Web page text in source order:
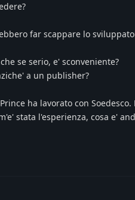
far scappare lo
se serio, e' sconveniente?
a un publisher?
ha lavorato con
stata l'esperienza, cosa e'